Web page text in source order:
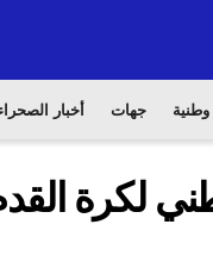
وطنية جهات أخبار
لكرة